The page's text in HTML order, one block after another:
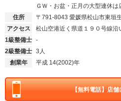
ＧＷ・お盆・正月の大型連休は
住所
〒791-8043 愛媛県松山市東垣
アクセス
松山空港近く県道１９０号線沿
1級整備士 -
2級整備士 3人
創業年
平成 14(2002)年
【無料電話】店舗